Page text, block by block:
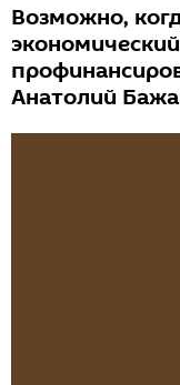
Возможно,
Анатолий